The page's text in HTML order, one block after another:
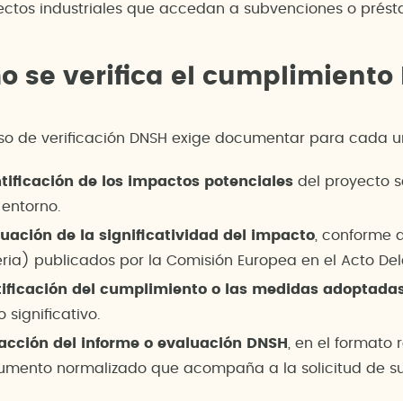
industriales que accedan a subvenciones o
se verifica el cumplimiento
de verificación DNSH exige documentar para cada
de los impactos potenciales del proyecto
de la significatividad del impacto , conforme
publicados por la Comisión Europea en el Acto
del cumplimiento o las medidas
significativo.
del informe o evaluación DNSH
, en el
normalizado que acompaña a la solicitud de